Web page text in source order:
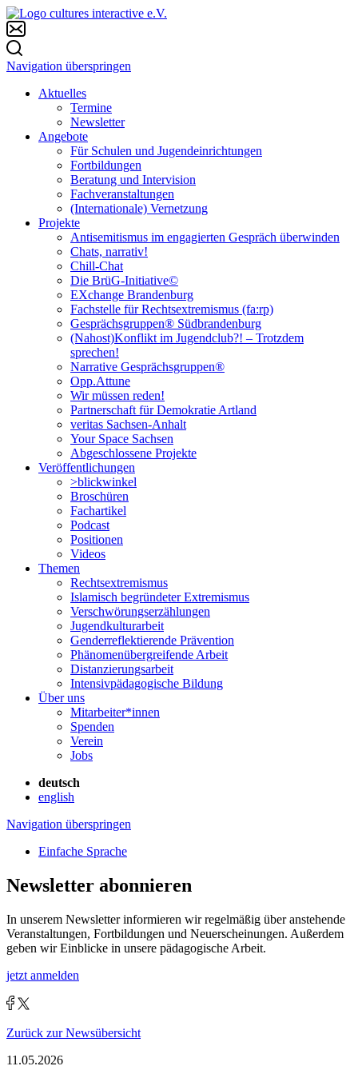
Navigation überspringen
Aktuelles
Termine
Newsletter
Angebote
Für Schulen und Jugendeinrichtungen
Fortbildungen
Beratung und Intervision
Fachveranstaltungen
(Internationale) Vernetzung
Projekte
Antisemitismus im engagierten Gespräch überwinden
Chats, narrativ!
Chill-Chat
Die BrüG-Initiative©
EXchange Brandenburg
Fachstelle für Rechtsextremismus (fa:rp)
Gesprächsgruppen® Südbrandenburg
(Nahost)Konflikt im Jugendclub?! – Trotzdem
sprechen!
Narrative Gesprächsgruppen®
Opp.Attune
Wir müssen reden!
Partnerschaft für Demokratie Artland
veritas Sachsen-Anhalt
Your Space Sachsen
Abgeschlossene Projekte
Veröffentlichungen
>blickwinkel
Broschüren
Fachartikel
Podcast
Positionen
Videos
Themen
Rechtsextremismus
Islamisch begründeter Extremismus
Verschwörungs­erzählungen
Jugendkulturarbeit
Genderreflektierende Prävention
Phänomenüber­greifende Arbeit
Distanzierungsarbeit
Intensivpädagogische Bildung
Über uns
Mitarbeiter*innen
Spenden
Verein
Jobs
deutsch
english
Navigation überspringen
Einfache Sprache
Newsletter abonnieren
In unserem Newsletter informieren wir regelmäßig über anstehende
Veranstaltungen, Fortbildungen und Neuerscheinungen. Außerdem
geben wir Einblicke in unsere pädagogische Arbeit.
jetzt anmelden
Zurück zur Newsübersicht
11.05.2026